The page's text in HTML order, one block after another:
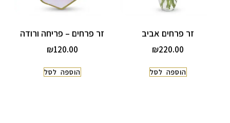
זר פרחים אביב
₪220.00
הוספה לסל
זר פרחים – פריחה ורודה
₪120.00
הוספה לסל